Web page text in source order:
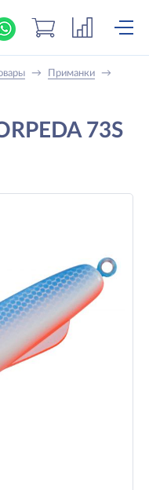
+7 (919) 698-56-
→ Приманки
→
73S